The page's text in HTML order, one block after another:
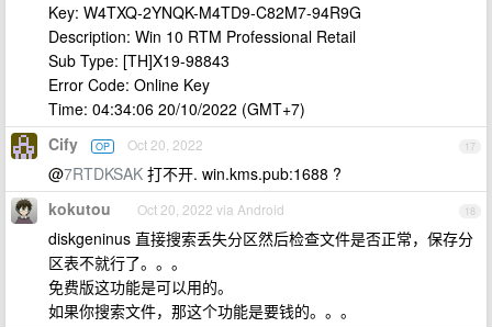
Key: W4TXQ-2YNQK-M4TD9-C82M7-94R9G
Description: Win 10 RTM Professional Retail
Sub Type: [TH]X19-98843
Error Code: Online Key
Time: 04:34:06 20/10/2022 (GMT+7)
17
Cify OP Oct 20, 2022
@7RTDKSAK 打不开. win.kms.pub:1688 ?
18
kokutou Oct 20, 2022 via Android
diskgeninus 直接搜索丢失分区然后检查文件是否正常，保存分
区表不就行了。。。
免费版这功能是可以用的。
如果你搜索文件，那这个功能是要钱的。。。